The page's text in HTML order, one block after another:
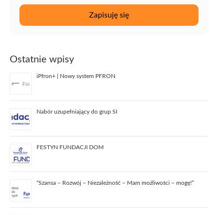
Ostatnie wpisy
iPfron+ | Nowy system PFRON
Nabór uzupełniający do grup SI
FESTYN FUNDACJI DOM
“Szansa – Rozwój – Niezależność – Mam możliwości – mogę!”